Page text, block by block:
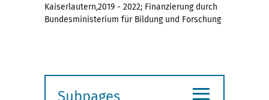
Kaiserlautern,2019 - 2022; Finanzierung durch
Bundesministerium für Bildung und Forschung
Subpages ≡